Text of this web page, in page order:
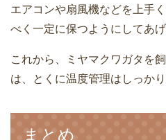
エアコンや扇風機などを上手
べく一定に保つようにしてあ
これから、ミヤマクワガタを
は、とくに温度管理はしっか
まとめ